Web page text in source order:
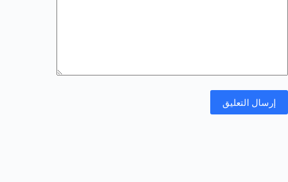
إرسال التعليق